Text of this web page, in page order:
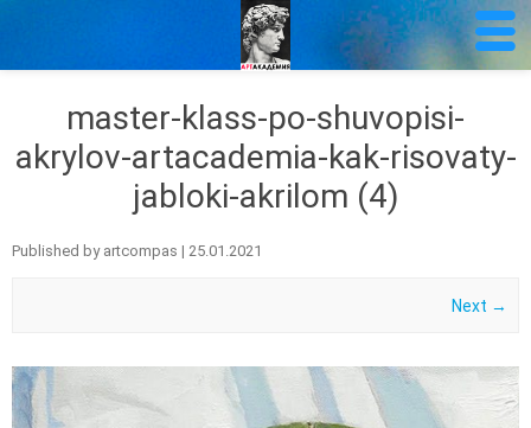
master-klass-po-shuvopisi-
akrylov-artacademia-kak-risovaty-
jabloki-akrilom (4)
Published by artcompas | 25.01.2021
Next →